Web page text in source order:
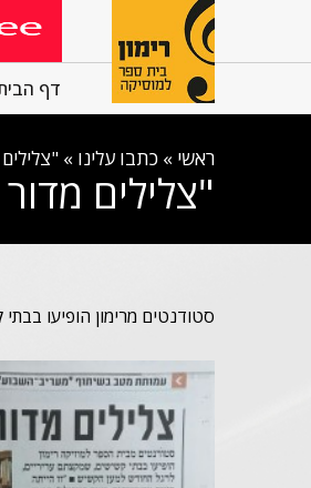
דף
ראשי » כתבו עלינו »
"צלילים
סטודנטים מרימון הופיעו